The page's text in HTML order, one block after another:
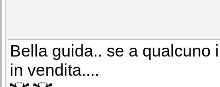
Bella guida.. se a qualcuno
in vendita....